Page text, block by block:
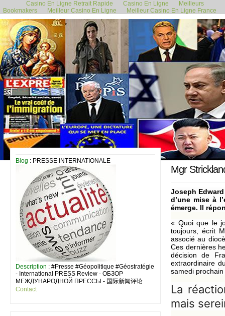
Casino En Ligne Retrait Rapide Casino En Ligne
Meilleurs
Bookmakers
Meilleur Casino En Ligne Meilleur Casino En Ligne France
Blog : PRESSE INTERNATIONALE
Description : #Presse #Géopolitique #Géostratégie
- International PRESS Review - ОБЗОР
МЕЖДУНАРОДНОЙ ПРЕССЫ - 国际新闻评论
Contact
13 novembre 2023
Mgr
Joseph
d’une mise à
émerge. Il
« Quoi que le
toujours, écrit
associé au
Ces dernières
décision de
extraordinaire
samedi
La
mais